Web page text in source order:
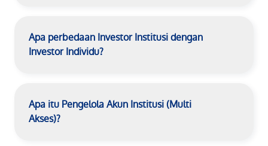
Apa perbedaan Investor Institusi dengan
Investor Individu?
Apa itu Pengelola Akun Institusi (Multi
Akses)?